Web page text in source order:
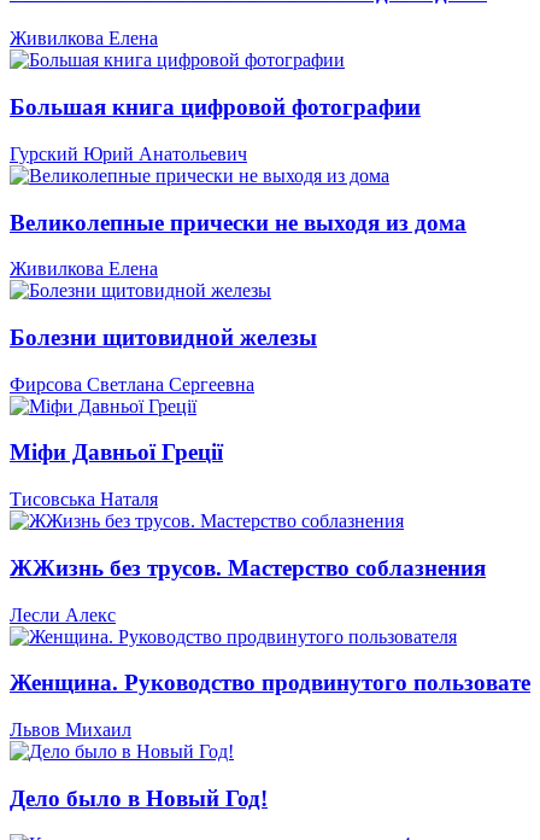
Живилкова Елена
Большая книга цифровой фотографии
Гурский Юрий Анатольевич
Великолепные прически не выходя из дома
Живилкова Елена
Болезни щитовидной железы
Фирсова Светлана Сергеевна
Міфи Давньої Греції
Тисовська Наталя
ЖЖизнь без трусов. Мастерство соблазнения
Лесли Алекс
Женщина. Руководство продвинутого
Львов Михаил
Дело было в Новый Год!